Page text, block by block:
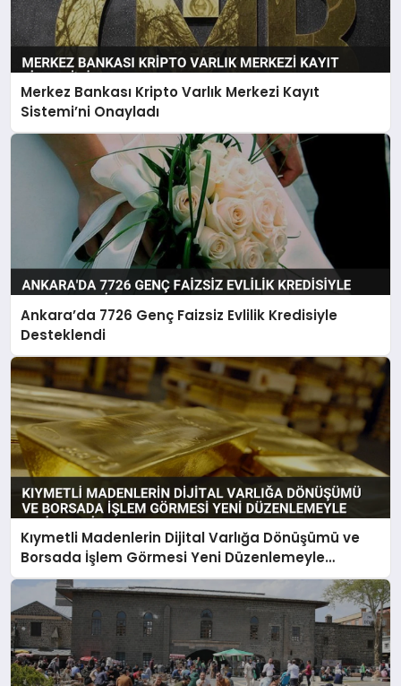
Merkez Bankası Kripto Varlık Merkezi Kayıt
Sistemi’ni Onayladı
Ankara’da 7726 Genç Faizsiz Evlilik Kredisiyle
Desteklendi
Kıymetli Madenlerin Dijital Varlığa Dönüşümü ve
Borsada İşlem Görmesi Yeni Düzenlemeyle
Belirlendi